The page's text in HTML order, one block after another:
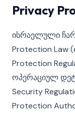
Privacy
ისრაელული
Protection Law
Protection
ოპერაციულ
Security
Protection